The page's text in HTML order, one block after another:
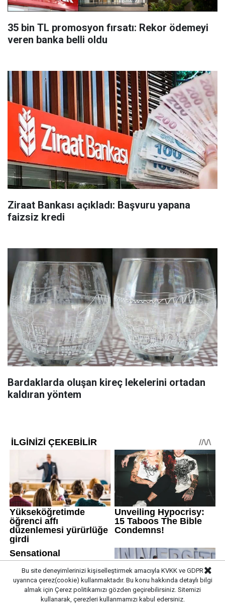
35 bin TL promosyon fırsatı: Rekor ödemeyi
veren banka belli oldu
Ziraat Bankası açıkladı: Başvuru yapana
faizsiz kredi
Bardaklarda oluşan kireç lekelerini ortadan
kaldıran yöntem
Bu site deneyimlerinizi kişiselleştirmek amacıyla KVKK ve GDPR
uyarınca çerez(cookie) kullanmaktadır. Bu konu hakkında detaylı bilgi
almak için Çerez politikamızı gözden geçirebilirsiniz. Sitemizi
kullanarak, çerezleri kullanmamızı kabul edersiniz.